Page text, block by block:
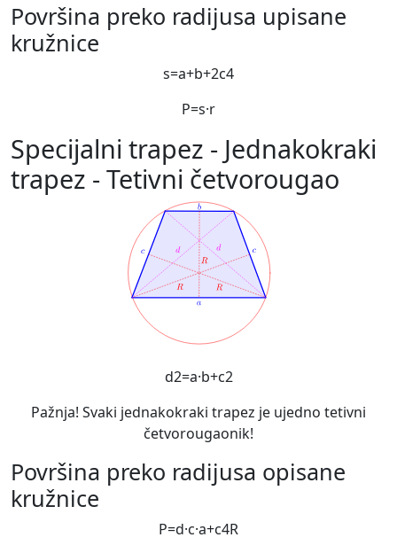
Površina preko radijusa upisane
kružnice
s=a+b+2c4
P=s·r
Specijalni trapez - Jednakokraki
trapez - Tetivni četvorougao
d2=a·b+c2
Pažnja! Svaki jednakokraki trapez je ujedno tetivni
četvorougaonik!
Površina preko radijusa opisane
kružnice
P=d·c·a+c4R